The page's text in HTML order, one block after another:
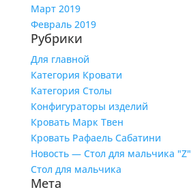
Март 2019
Февраль 2019
Рубрики
Для главной
Категория Кровати
Категория Столы
Конфигураторы изделий
Кровать Марк Твен
Кровать Рафаель Сабатини
Новость — Стол для мальчика "Z"
Стол для мальчика
Мета